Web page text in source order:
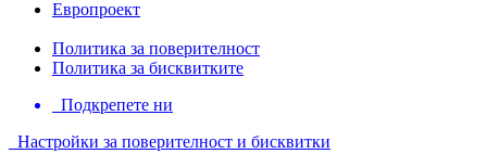
Европроект
Политика за поверителност
Политика за бисквитките
Подкрепете ни
Настройки за поверителност и бисквитки